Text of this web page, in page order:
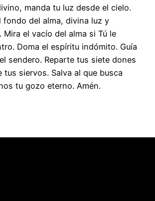
manda tu luz desde el cielo.
fondo del alma, divina luz y
Mira el vacío del alma si Tú le
Doma el espíritu indómito. Guía
sendero. Reparte tus siete dones
tus siervos. Salva al que busca
tu gozo eterno. Amén.